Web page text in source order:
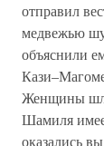
отправил
медвежью
объяснили
Женщины
Шамиля
оказались